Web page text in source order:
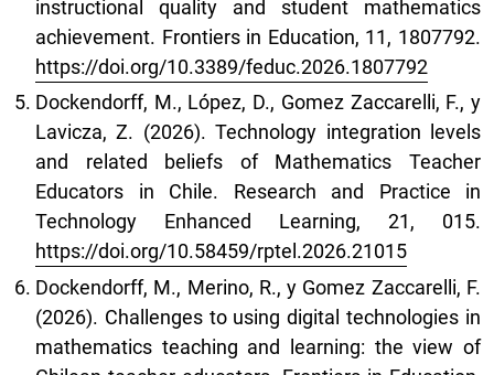
instructional quality and student mathematics
achievement. Frontiers in Education, 11, 1807792.
https://doi.org/10.3389/feduc.2026.1807792
Dockendorff, M., López, D., Gomez Zaccarelli, F., y
Lavicza, Z. (2026). Technology integration levels
and related beliefs of Mathematics Teacher
Educators in Chile. Research and Practice in
Technology Enhanced Learning, 21, 015.
https://doi.org/10.58459/rptel.2026.21015
Dockendorff, M., Merino, R., y Gomez Zaccarelli, F.
(2026). Challenges to using digital technologies in
mathematics teaching and learning: the view of